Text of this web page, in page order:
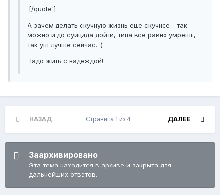
.[/quote']
А зачем делать скучную жизнь еще скучнее - так
можно и до суицида дойти, типа все равно умрешь,
так уш лучше сейчас. :)
Надо жить с надеждой!
НАЗАД ДАЛЕЕ
Страница 1 из 4
Заархивировано
Эта тема находится в архиве и закрыта для
дальнейших ответов.